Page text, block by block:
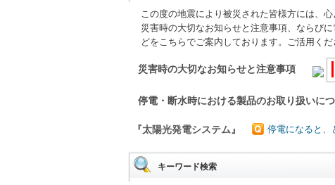
この度の地震により被災された皆様方には、心
災害時の大切なお知らせと注意事項、ならび
どをこちらでご案内しております。ご活用くだ
災害時の大切なお知らせと注意事項
停電・断水時における製品のお取り扱いに
『太陽光発電システム』 停電になると、
キーワード検索